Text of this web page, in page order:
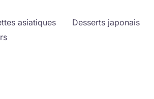
asiatiques Desserts japonais